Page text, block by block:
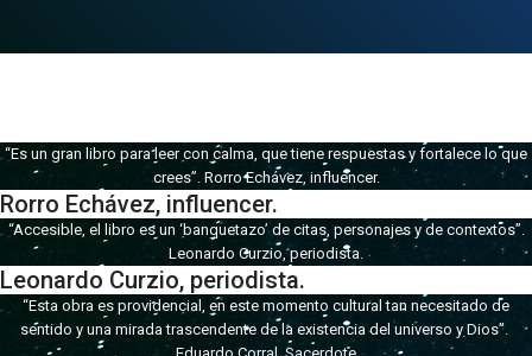
“Es un gran libro para leer con calma, que tiene respuestas y fortalece lo que
crees”. Rorro Echávez, influencer.
Rorro Echávez, influencer.
“Accesible, el libro es un ‘banquetazo’ de citas, personajes y de contextos”.
Leonardo Curzio, periodista.
Leonardo Curzio, periodista.
“Esta obra es providencial, en este momento cultural tan necesitado de
sentido y una mirada trascendente de la existencia del universo y Dios”.